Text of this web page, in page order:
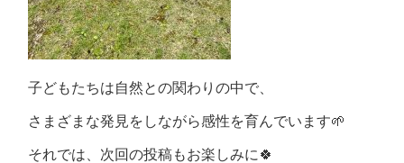
子どもたちは自然との関わりの中で、
さまざまな発見をしながら感性を育んでいます🌱
それでは、次回の投稿もお楽しみに🍀